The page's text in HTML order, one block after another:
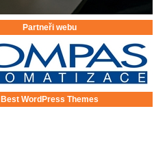
Partneři webu
Best WordPress Themes